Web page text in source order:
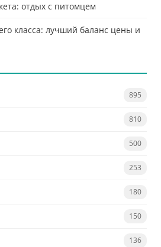
отдых с питомцем
класса: лучший баланс цены и
895
810
500
253
180
150
136